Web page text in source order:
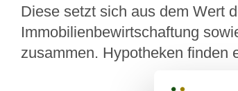
Diese setzt sich aus dem Wert
Immobilienbewirtschaftung
zusammen. Hypotheken finden